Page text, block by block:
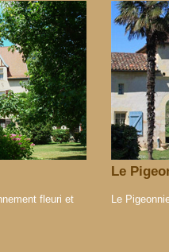
fleuri et
Le
Le